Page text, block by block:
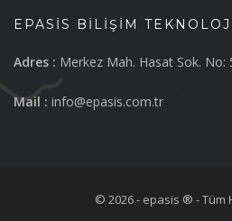
EPASIS BILIŞIM
Adres : Merkez Mah. Hasat Sok. No:
Mail : info@epasis.com.tr
© 2026 - epasis ® - Tüm